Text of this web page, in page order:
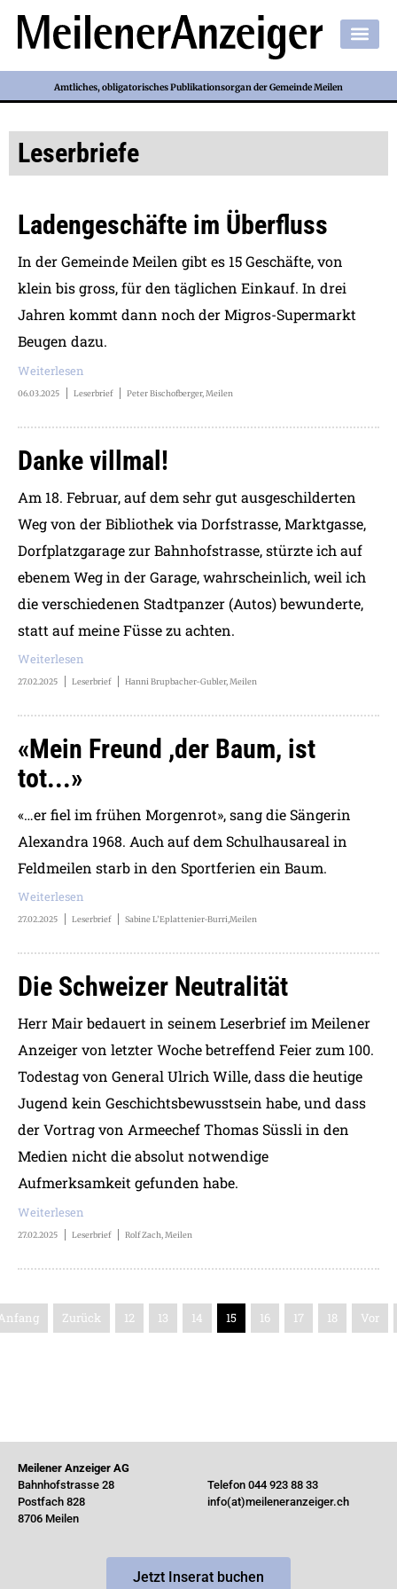
Amtliches, obligatorisches Publikationsorgan der Gemeinde Meilen
Leserbriefe
Ladengeschäfte im Überfluss
In der Gemeinde Meilen gibt es 15 Geschäfte, von
klein bis gross, für den täglichen Einkauf. In drei
Jahren kommt dann noch der Migros-Supermarkt
Beugen dazu.
Weiterlesen
06.03.2025 Leserbrief Peter Bischofberger, Meilen
Danke villmal!
Am 18. Februar, auf dem sehr gut ausgeschilderten
Weg von der Bibliothek via Dorfstrasse, Marktgasse,
Dorfplatzgarage zur Bahnhofstrasse, stürzte ich auf
ebenem Weg in der Garage, wahrscheinlich, weil ich
die verschiedenen Stadtpanzer (Autos) bewunderte,
statt auf meine Füsse zu achten.
Weiterlesen
27.02.2025 Leserbrief Hanni Brupbacher-Gubler, Meilen
«Mein Freund ,der Baum, ist
tot...»
«…er fiel im frühen Morgenrot», sang die Sängerin
Alexandra 1968. Auch auf dem Schulhausareal in
Feldmeilen starb in den Sportferien ein Baum.
Weiterlesen
27.02.2025 Leserbrief Sabine L’Eplattenier-Burri,Meilen
Die Schweizer Neutralität
Herr Mair bedauert in seinem Leserbrief im Meilener
Anzeiger von letzter Woche betreffend Feier zum 100.
Todestag von General Ulrich Wille, dass die heutige
Jugend kein Geschichtsbewusstsein habe, und dass
der Vortrag von Armeechef Thomas Süssli in den
Medien nicht die absolut notwendige
Aufmerksamkeit gefunden habe.
Weiterlesen
27.02.2025 Leserbrief Rolf Zach, Meilen
Zurück 12 13 14 15 16 17 18 Vor
Meilener Anzeiger AG
Bahnhofstrasse 28
Postfach 828
8706 Meilen
Telefon 044 923 88 33
info(at)meileneranzeiger.ch
Jetzt Inserat buchen